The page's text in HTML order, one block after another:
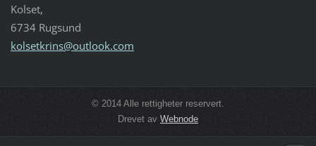
Kolset,
6734 Rugsund
kolsetkrins@outlook.com
© 2014 Alle rettigheter reservert.
Drevet avWebnode